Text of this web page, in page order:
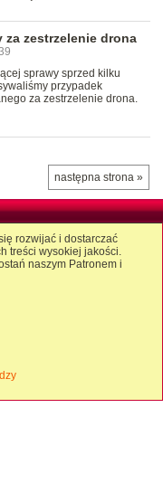
za zestrzelenie drona
sprawy sprzed kilku
przypadek
za zestrzelenie drona.
następna strona »
rozwijać i dostarczać
treści wysokiej jakości.
naszym Patronem i